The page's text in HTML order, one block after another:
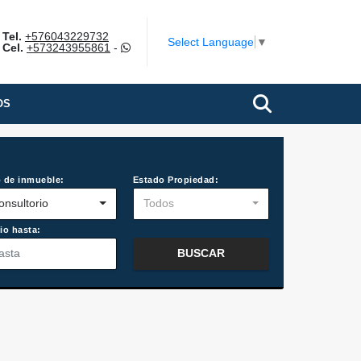
Tel. +576043229732
Cel. +573243955861 - Select Language ▼
de inmueble: Estado Propiedad:
Todos
hasta:
BUSCAR